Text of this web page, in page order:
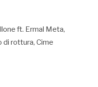
ft. Ermal Meta,
di rottura, Cime